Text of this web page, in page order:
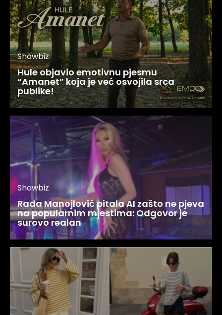
Showbiz
Hule objavio emotivnu pjesmu
“Amanet” koja je već osvojila srca
publike!
Showbiz
Rada Manojlović pitala AI zašto ne pjeva
na popularnim mjestima: Odgovor je
surovo realan